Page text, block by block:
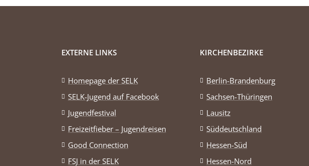
EXTERNE LINKS
Homepage der SELK
SELK-Jugend auf Facebook
Jugendfestival
Freizeitfieber – Jugendreisen
Good Connection
FSJ in der SELK
KIRCHENBEZIRKE
Berlin-Brandenburg
Sachsen-Thüringen
Lausitz
Süddeutschland
Hessen-Süd
Hessen-Nord